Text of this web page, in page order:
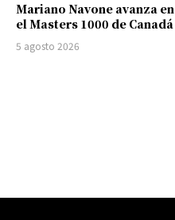
Mariano Navone avanza en
el Masters 1000 de Canadá
5 agosto 2026